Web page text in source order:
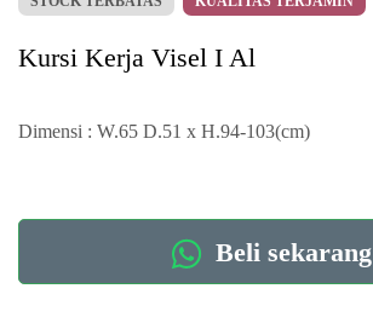
Kursi Kerja Visel I Al
Dimensi : W.65 D.51 x H.94-103(cm)
Beli sekarang